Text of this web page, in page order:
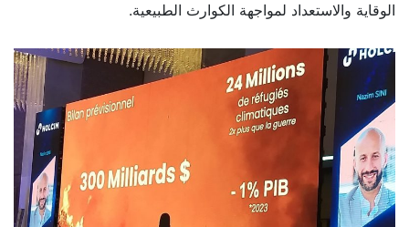
الوقاية والاستعداد لمواجهة الكوارث الطبيعية.